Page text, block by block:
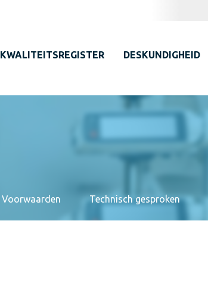
KWALITEITSREGISTER DESKUNDIGHEID
Voorwaarden Technisch gesproken